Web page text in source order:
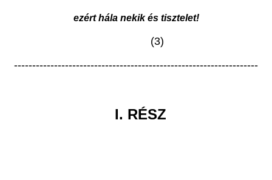
ezért hála nekik és tisztelet!
(3)
-------------------------------------------------------------------
I. RÉSZ